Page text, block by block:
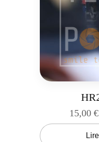
15,00€